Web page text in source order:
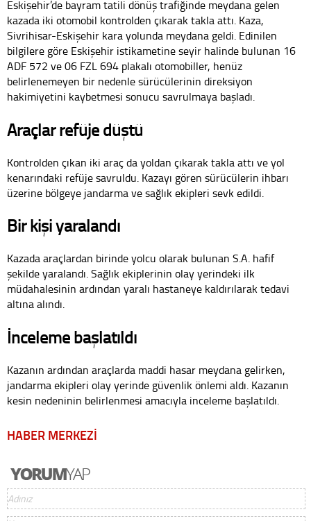
Eskişehir’de bayram tatili dönüş trafiğinde meydana gelen
kazada iki otomobil kontrolden çıkarak takla attı. Kaza,
Sivrihisar-Eskişehir kara yolunda meydana geldi. Edinilen
bilgilere göre Eskişehir istikametine seyir halinde bulunan 16
ADF 572 ve 06 FZL 694 plakalı otomobiller, henüz
belirlenemeyen bir nedenle sürücülerinin direksiyon
hakimiyetini kaybetmesi sonucu savrulmaya başladı.
Araçlar refüje düştü
Kontrolden çıkan iki araç da yoldan çıkarak takla attı ve yol
kenarındaki refüje savruldu. Kazayı gören sürücülerin ihbarı
üzerine bölgeye jandarma ve sağlık ekipleri sevk edildi.
Bir kişi yaralandı
Kazada araçlardan birinde yolcu olarak bulunan S.A. hafif
şekilde yaralandı. Sağlık ekiplerinin olay yerindeki ilk
müdahalesinin ardından yaralı hastaneye kaldırılarak tedavi
altına alındı.
İnceleme başlatıldı
Kazanın ardından araçlarda maddi hasar meydana gelirken,
jandarma ekipleri olay yerinde güvenlik önlemi aldı. Kazanın
kesin nedeninin belirlenmesi amacıyla inceleme başlatıldı.
HABER MERKEZİ